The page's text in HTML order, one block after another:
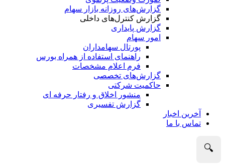
گزارش‌های روزانه بازار سهام
گزارش کنترل‌های داخلی
گزارش پایداری
امور سهام
پورتال سهامداران
راهنمای استفاده از همراه بورس
فرم اعلام مشخصات
گزارش‌های تخصصی
حاکمیت شرکتی
منشور اخلاق و رفتار حرفه­ ای
گزارش تفسیری
آخرین اخبار
تماس با ما
🔍